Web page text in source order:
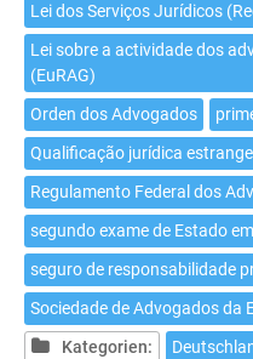
Lei dos Serviços Jurídicos
Lei sobre a actividade dos
(EuRAG)
Orden dos Advogados
Qualificação jurídica
Regulamento Federal dos
segundo exame de Estado
seguro de responsabilidade
Sociedade de Advogados da
Kategorien: